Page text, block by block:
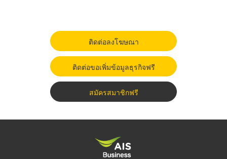
ติดต่อลงโฆษณา
ติดต่อขอเพิ่มข้อมูลธุรกิจฟรี
สมัครสมาชิกฟรี